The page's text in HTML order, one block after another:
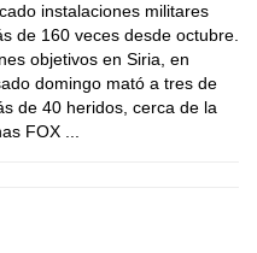
instalaciones militares
de 160 veces desde octubre.
objetivos en Siria, en
domingo mató a tres de
de 40 heridos, cerca de la
FOX ...